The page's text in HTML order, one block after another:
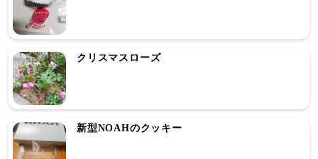
クリスマスローズ
新型NOAHのクッキー